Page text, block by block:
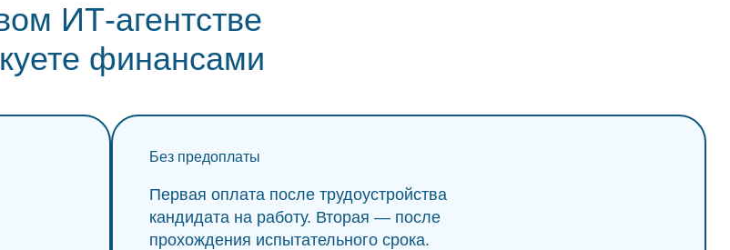
ИТ-агентстве
финансами
Без предоплаты
Первая оплата после трудоустройства
кандидата на работу. Вторая — после
прохождения испытательного срока.